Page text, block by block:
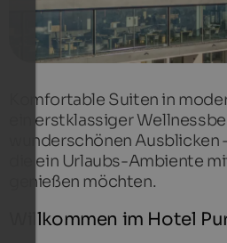
Komfortable Suiten in
ein erstklassiger
wunderschönen Ausblicken
die ein Urlaubs-Ambiente
genießen möchten.
Willkommen im Hotel